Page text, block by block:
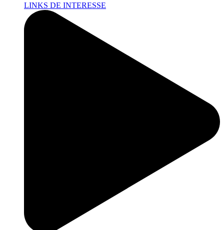
LINKS DE INTERESSE